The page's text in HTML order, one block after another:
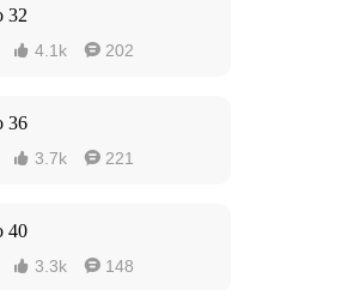
32
 4.1k  202
36
 3.7k  221
40
 3.3k  148